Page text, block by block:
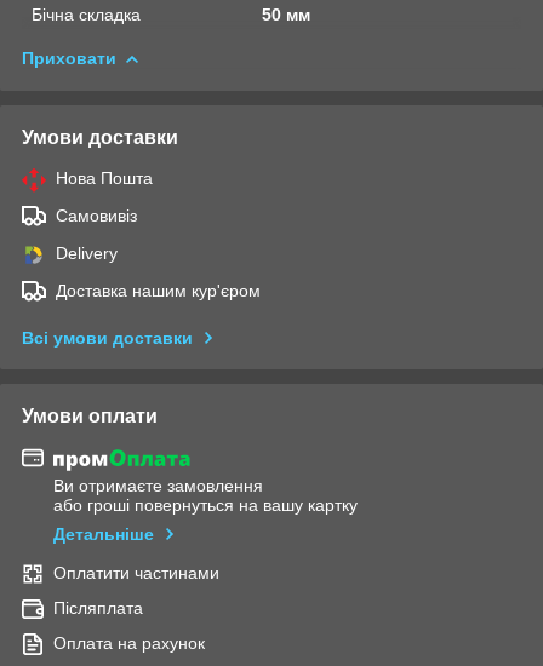
Бічна складка
50 мм
Приховати
Умови доставки
Нова Пошта
Самовивіз
Delivery
Доставка нашим кур'єром
Всі умови доставки
Умови оплати
Ви отримаєте замовлення
або гроші повернуться на вашу картку
Детальніше
Оплатити частинами
Післяплата
Оплата на рахунок